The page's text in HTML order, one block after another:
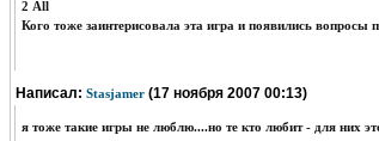
2 All
Кого тоже заинтерисовала эта игра и появились
Написал: Stasjamer (17 ноября 2007 00:13)
я тоже такие игры не люблю....но те кто любит - для них